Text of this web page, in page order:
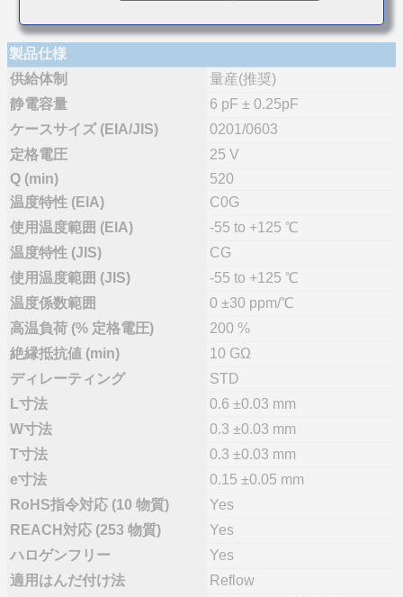
製品仕様
供給体制
量産(推奨)
静電容量
6 pF ± 0.25pF
ケースサイズ (EIA/JIS)
0201/0603
定格電圧
25 V
Q (min)
520
温度特性 (EIA)
C0G
使用温度範囲 (EIA)
-55 to +125 ℃
温度特性 (JIS)
CG
使用温度範囲 (JIS)
-55 to +125 ℃
温度係数範囲
0 ±30 ppm/℃
高温負荷 (% 定格電圧)
200 %
絶縁抵抗値 (min)
10 GΩ
ディレーティング
STD
L寸法
0.6 ±0.03 mm
W寸法
0.3 ±0.03 mm
T寸法
0.3 ±0.03 mm
e寸法
0.15 ±0.05 mm
RoHS指令対応 (10 物質)
Yes
REACH対応 (253 物質)
Yes
ハロゲンフリー
Yes
適用はんだ付け法
Reflow